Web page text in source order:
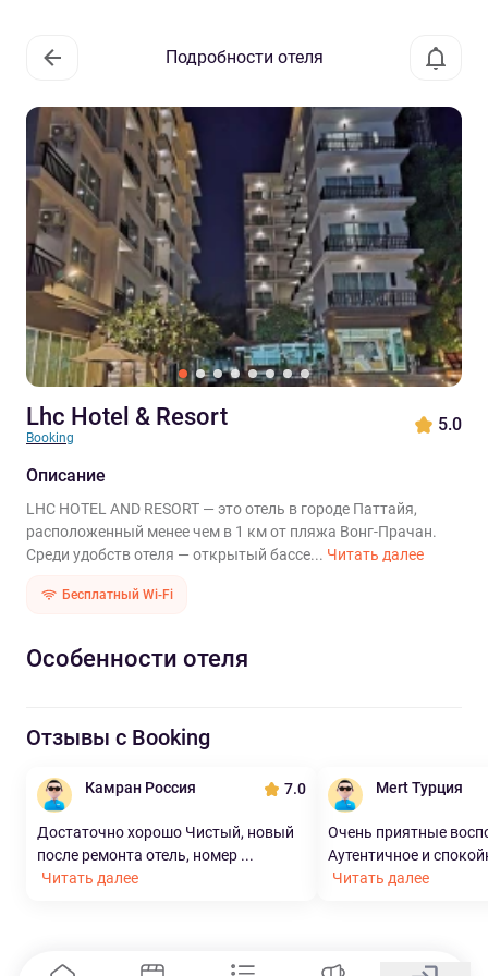
Подробности отеля
Lhc Hotel & Resort
Booking
5.0
Описание
LHC HOTEL AND RESORT — это отель в городе Паттайя,
расположенный менее чем в 1 км от пляжа Вонг-Прачан.
Среди удобств отеля — открытый бассе... Читать далее
Бесплатный Wi-Fi
Особенности отеля
Отзывы с Booking
Камран Россия 7.0
Достаточно хорошо Чистый, новый
после ремонта отель, номер ...
Читать далее
Mert Турция
Очень приятные
Аутентичное и
Читать далее